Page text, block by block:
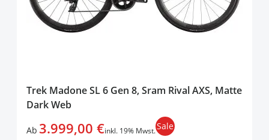
Trek Madone SL 6 Gen 8, Sram Rival AXS, Matte
Dark Web
Ab 3.999,00 €inkl. 19% Mwst.Sale